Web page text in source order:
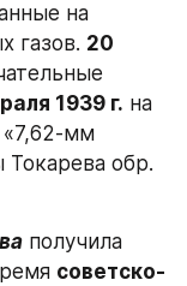
на
газов. 20
1939 г. на
«7,62-мм
Токарева обр.
получила
советско-